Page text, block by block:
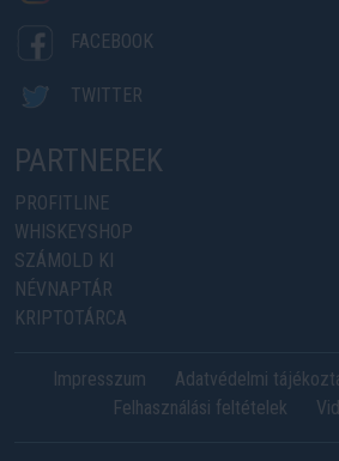
FACEBOOK
TWITTER
PARTNEREK
PROFITLINE
WHISKEYSHOP
SZÁMOLD KI
NÉVNAPTÁR
KRIPTOTÁRCA
Impresszum Adatvédelmi
Felhasználási feltételek